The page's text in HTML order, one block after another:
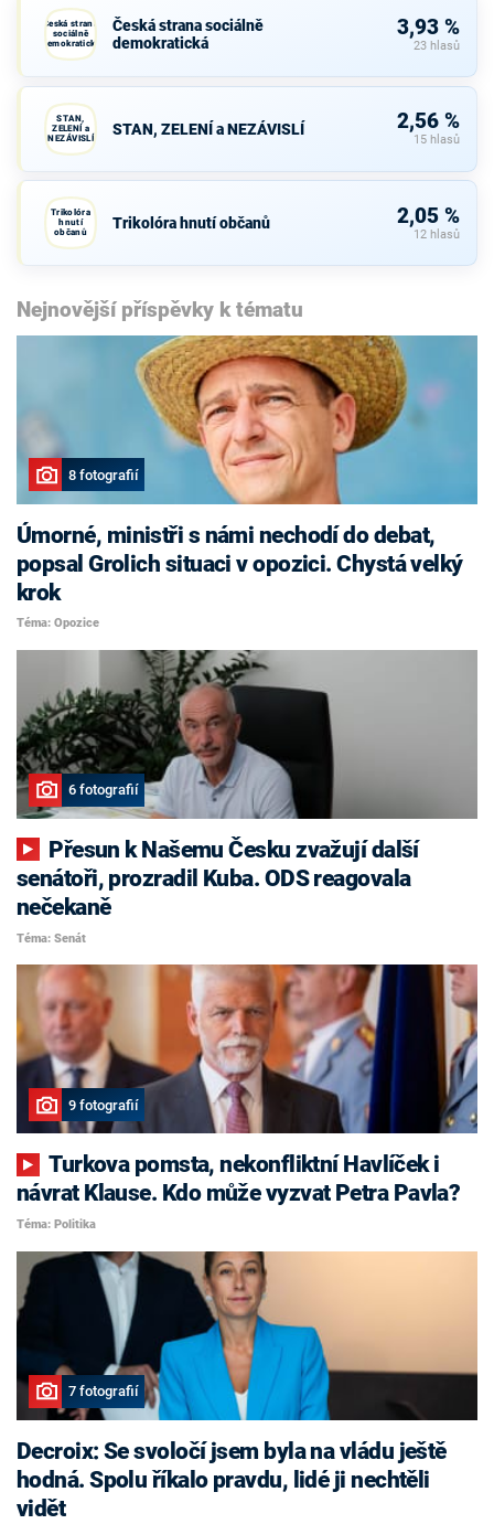
Česká strana
sociálně
demokratická
Česká strana sociálně
demokratická
3,93 %
23 hlasů
STAN,
ZELENÍ a
NEZÁVISLÍ
STAN, ZELENÍ a NEZÁVISLÍ 2,56 %
15 hlasů
Trikolóra
hnutí
občanů
Trikolóra hnutí občanů 2,05 %
12 hlasů
Nejnovější příspěvky k tématu
8 fotografií
Úmorné, ministři s námi nechodí do debat,
popsal Grolich situaci v opozici. Chystá velký
krok
Téma: Opozice
6 fotografií
senátoři, prozradil Kuba. ODS reagovala
nečekaně
Téma: Senát
9 fotografií
Turkova pomsta, nekonfliktní Havlíček i
návrat Klause. Kdo může vyzvat Petra Pavla?
Téma: Politika
7 fotografií
Decroix: Se svoločí jsem byla na vládu ještě
hodná. Spolu říkalo pravdu, lidé ji nechtěli
vidět